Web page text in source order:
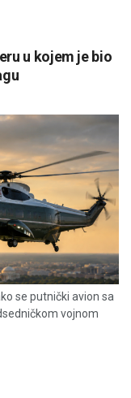
u kojem je bio
se putnički avion sa
vojnom